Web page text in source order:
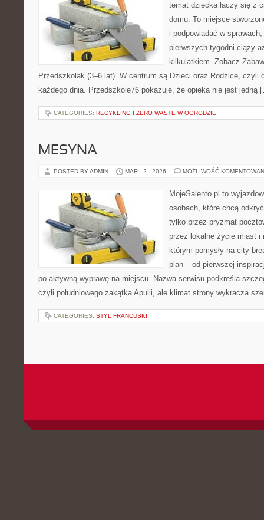
temat dziecka łączy się z
domu. To miejsce
i podpowiadać w
pierwszych tygodni ciąży
kilkulatkiem. Zobacz
Przedszkolak (3–6 lat). W centrum są Dzieci oraz Rodzice, czyli
każdego dnia. Przedszkole76 pokazuje, że opieka nie jest jedną
CATEGORIES: RECYKLING I ZERO WASTE W OGRODZIE
MESYNA
POSTED BY ADMIN MAR - 2 - 2026 MOŻLIWOŚĆ
MojeSalento.pl to
osobach, które chcą
tylko przez pryzmat
przez lokalne życie miast i
którym pomysły na city
plan – od pierwszej
po aktywną wyprawę na miejscu. Nazwa serwisu podkreśla
czyli południowego zakątka Apulii, ale klimat strony wykracza
CATEGORIES: STYL FRANCUSKI